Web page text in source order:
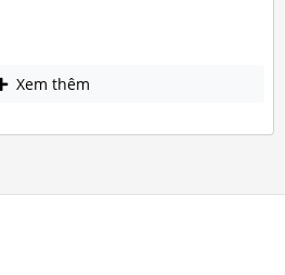
Xem thêm